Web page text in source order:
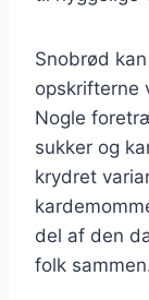
Snobrød
opskrifterne
Nogle
sukker og
krydret
del af den
folk